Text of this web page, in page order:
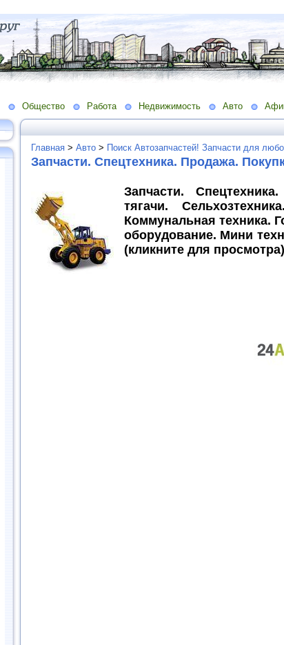
Общество Работа Недвижимость Авто
Главная > Авто > Поиск Автозапчастей! Запчасти для
Запчасти. Спецтехника. Продажа.
Запчасти.
тягачи.
Коммунальная техника.
оборудование. Мини
(кликните для